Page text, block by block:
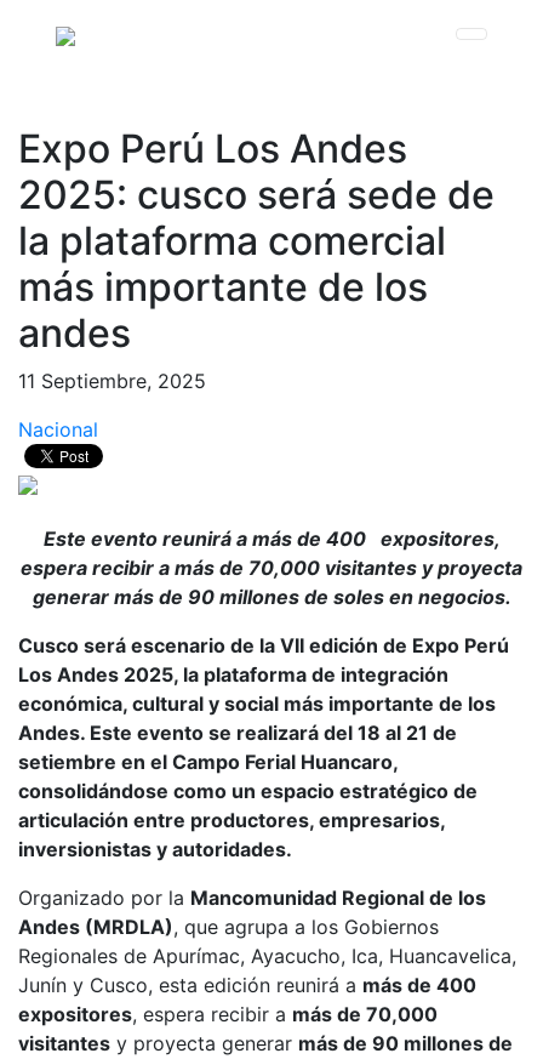
Expo Perú Los Andes
2025: cusco será sede de
la plataforma comercial
más importante de los
andes
11 Septiembre, 2025
Nacional
Este evento reunirá a más de 400 expositores,
espera recibir a más de 70,000 visitantes y proyecta
generar más de 90 millones de soles en negocios.
Cusco será escenario de la VII edición de Expo Perú
Los Andes 2025, la plataforma de integración
económica, cultural y social más importante de los
Andes. Este evento se realizará del 18 al 21 de
setiembre en el Campo Ferial Huancaro,
consolidándose como un espacio estratégico de
articulación entre productores, empresarios,
inversionistas y autoridades.
Organizado por la Mancomunidad Regional de los
Andes (MRDLA), que agrupa a los Gobiernos
Regionales de Apurímac, Ayacucho, Ica, Huancavelica,
Junín y Cusco, esta edición reunirá a más de 400
expositores, espera recibir a más de 70,000
visitantes y proyecta generar más de 90 millones de